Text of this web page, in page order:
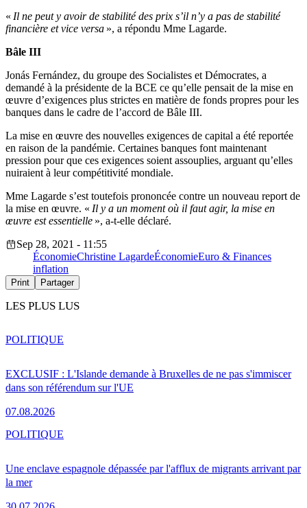
« Il ne peut y avoir de stabilité des prix s’il n’y a pas de stabilité
financière et vice versa », a répondu Mme Lagarde.
Bâle III
Jonás Fernández, du groupe des Socialistes et Démocrates, a
demandé à la présidente de la BCE ce qu’elle pensait de la mise en
œuvre d’exigences plus strictes en matière de fonds propres pour les
banques dans le cadre de l’accord de Bâle III.
La mise en œuvre des nouvelles exigences de capital a été reportée
en raison de la pandémie. Certaines banques font maintenant
pression pour que ces exigences soient assouplies, arguant qu’elles
nuiraient à leur compétitivité mondiale.
Mme Lagarde s’est toutefois prononcée contre un nouveau report de
la mise en œuvre. « Il y a un moment où il faut agir, la mise en
œuvre est essentielle », a-t-elle déclaré.
Sep 28, 2021 - 11:55
ÉconomieChristine LagardeÉconomieEuro & Finances
inflation
Print Partager
LES PLUS LUS
EXCLUSIF : L'Islande demande à Bruxelles de ne pas s'immiscer
dans son référendum sur l'UE
07.08.2026
POLITIQUE
Une enclave espagnole dépassée par l'afflux de migrants arrivant par
la mer
POLITIQUE